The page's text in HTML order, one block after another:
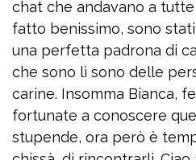
chat che andavano a
fatto benissimo, sono
una perfetta padrona di
che sono lì sono delle
carine. Insomma Bianca,
fortunate a conoscere
stupende, ora però è